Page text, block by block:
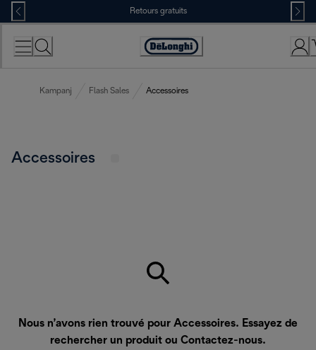
Skip
to
Content
Retours gratuits
Déclaration
Kampanj Flash Sales Accessoires
Accessoires
Nous n’avons rien trouvé pour Accessoires. Essayez de
rechercher un produit ou Contactez-nous.